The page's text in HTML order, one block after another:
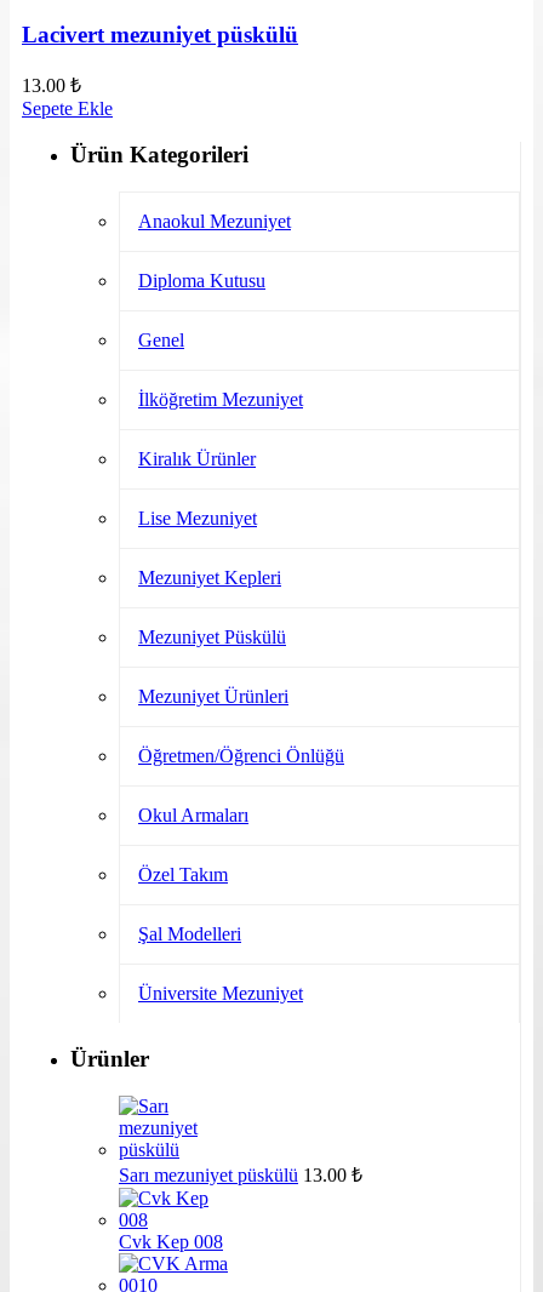
Lacivert mezuniyet püskülü
13.00 ₺
Sepete Ekle
Ürün Kategorileri
Anaokul Mezuniyet
Diploma Kutusu
Genel
İlköğretim Mezuniyet
Kiralık Ürünler
Lise Mezuniyet
Mezuniyet Kepleri
Mezuniyet Püskülü
Mezuniyet Ürünleri
Öğretmen/Öğrenci Önlüğü
Okul Armaları
Özel Takım
Şal Modelleri
Üniversite Mezuniyet
Ürünler
Sarı mezuniyet püskülü 13.00 ₺
Cvk Kep 008